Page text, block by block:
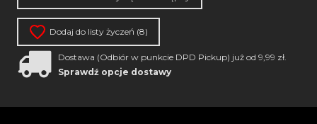
Dodaj do listy życzeń (8)
Dostawa (Odbiór w punkcie DPD Pickup) już od 9,99 zł.
Sprawdź opcje dostawy